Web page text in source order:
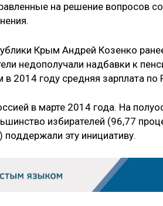
на решение вопросов
Крым Андрей Козенко
недополучали надбавки к
2014 году средняя зарплата по
в марте 2014 года. На
избирателей (96,77
поддержали эту инициативу.